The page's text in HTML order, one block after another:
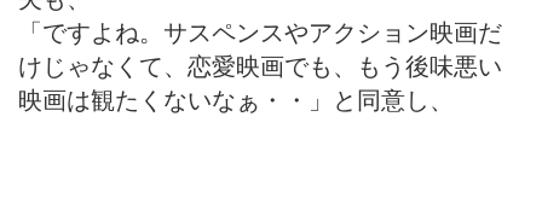
「ですよね。サスペンスやアクション映画だ
けじゃなくて、恋愛映画でも、もう後味悪い
映画は観たくないなぁ・・」と同意し、